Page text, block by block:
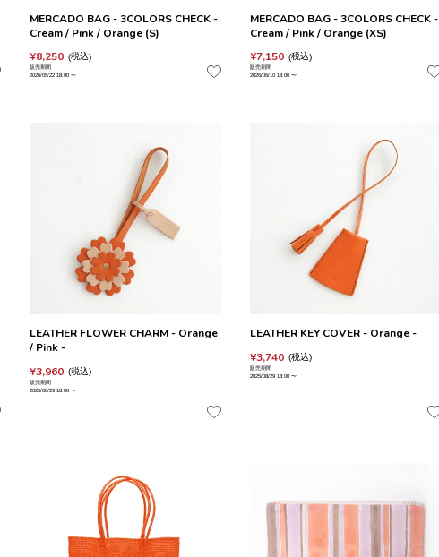
MERCADO BAG - 3COLORS CHECK -
Cream / Pink / Orange (S)
¥8,250 税込
販売期間
2026/05/22 18:00 〜
MERCADO BAG - 3COLORS CHECK -
Cream / Pink / Orange (XS)
¥7,150 税込
販売期間
2026/06/10 18:00 〜
LEATHER FLOWER CHARM - Orange
/ Pink -
¥3,960 税込
販売期間
2025/08/29 18:00 〜
LEATHER KEY COVER - Orange -
¥3,740 税込
販売期間
2025/08/29 18:00 〜